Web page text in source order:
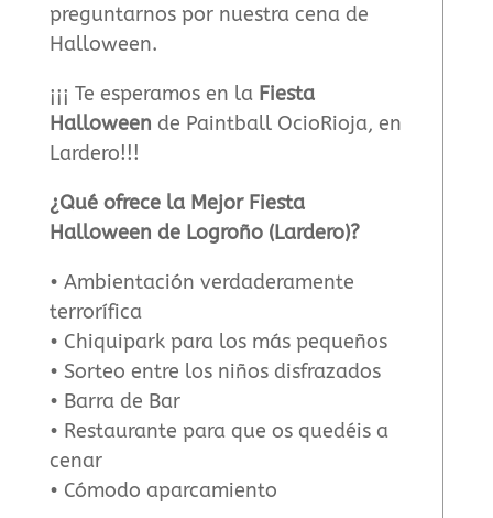
preguntarnos por nuestra cena de
Halloween.
¡¡¡ Te esperamos en la Fiesta
Halloween de Paintball OcioRioja, en
Lardero!!!
¿Qué ofrece la Mejor Fiesta
Halloween de Logroño (Lardero)?
• Ambientación verdaderamente
terrorífica
• Chiquipark para los más pequeños
• Sorteo entre los niños disfrazados
• Barra de Bar
• Restaurante para que os quedéis a
cenar
• Cómodo aparcamiento